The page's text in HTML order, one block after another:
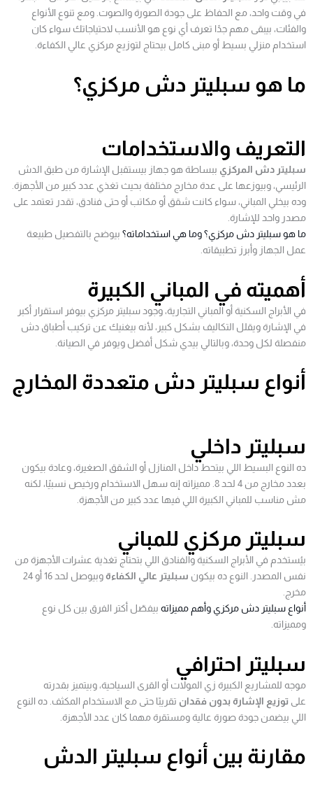
في وقت واحد، مع الحفاظ على جودة الصورة والصوت. ومع تنوع الأنواع
والفئات، بيبقى مهم جدًا تعرف أي نوع هو الأنسب لاحتياجاتك سواء كان
استخدام منزلي بسيط أو مبنى كامل بيحتاج لتوزيع مركزي عالي الكفاءة.
ما هو سبليتر دش مركزي؟
التعريف والاستخدامات
سبليتر دش المركزي ببساطة هو جهاز بيستقبل الإشارة من طبق الدش
الرئيسي، وبيوزعها على عدة مخارج مختلفة بحيث تغذي عدد كبير من الأجهزة.
وده بيخلي المباني، سواء كانت شقق أو مكاتب أو حتى فنادق، تقدر تعتمد على
مصدر واحد للإشارة.
ما هو سبليتر دش مركزي؟ وما هي استخداماته؟ بيوضح بالتفصيل طبيعة
عمل الجهاز وأبرز تطبيقاته.
أهميته في المباني الكبيرة
في الأبراج السكنية أو المباني التجارية، وجود سبليتر مركزي بيوفر استقرار أكبر
في الإشارة ويقلل التكاليف بشكل كبير، لأنه بيغنيك عن تركيب أطباق دش
منفصلة لكل وحدة، وبالتالي بيدي شكل أفضل ويوفر في الصيانة.
أنواع سبليتر دش متعددة المخارج
سبليتر داخلي
ده النوع البسيط اللي بيتحط داخل المنازل أو الشقق الصغيرة، وعادة بيكون
بعدد مخارج من 4 لحد 8. مميزاته إنه سهل الاستخدام ورخيص نسبيًا، لكنه
مش مناسب للمباني الكبيرة اللي فيها عدد كبير من الأجهزة.
سبليتر مركزي للمباني
بيُستخدم في الأبراج السكنية والفنادق اللي بتحتاج تغذية عشرات الأجهزة من
نفس المصدر. النوع ده بيكون سبليتر عالي الكفاءة
وبيوصل لحد 16 أو 24
مخرج.
أنواع سبليتر دش مركزي وأهم مميزاته بيفصّل أكتر الفرق بين كل نوع
ومميزاته.
سبليتر احترافي
موجه للمشاريع الكبيرة زي المولات أو القرى السياحية، وبيتميز بقدرته
على توزيع الإشارة بدون فقدان تقريبًا حتى مع الاستخدام المكثف. ده النوع
اللي بيضمن جودة صورة عالية ومستقرة مهما كان عدد الأجهزة.
مقارنة بين أنواع سبليتر الدش